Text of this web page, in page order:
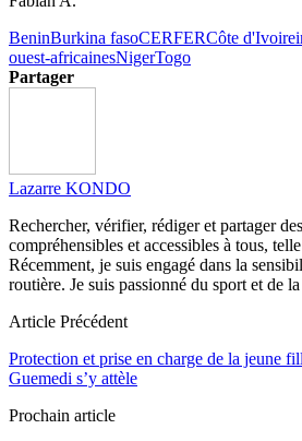
BeninBurkina fasoCERFERCôte d'Ivoire
ouest-africainesNigerTogo
Partager
Lazarre KONDO
Rechercher, vérifier, rédiger et partager
compréhensibles et accessibles à tous,
Récemment, je suis engagé dans la
routière. Je suis passionné du sport et de
Article Précédent
Protection et prise en charge de la jeune
Guemedi s’y attèle
Prochain article